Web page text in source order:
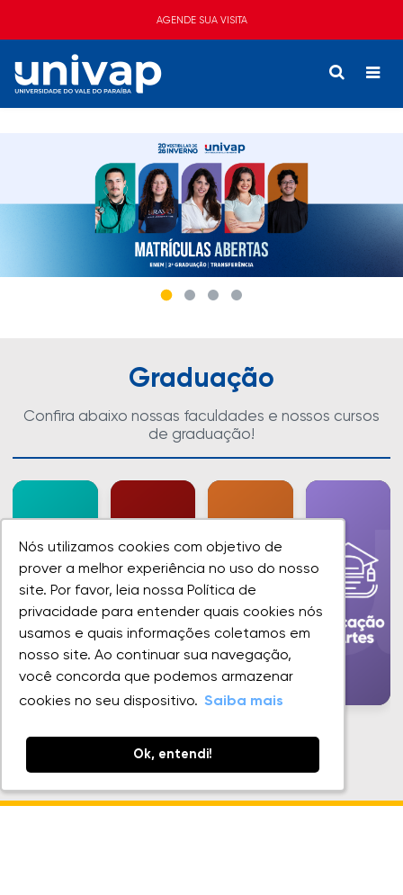
Nós utilizamos cookies com objetivo de
prover a melhor experiência no uso do nosso
site. Por favor, leia nossa Política de
privacidade para entender quais cookies nós
usamos e quais informações coletamos em
nosso site. Ao continuar sua navegação,
você concorda que podemos armazenar
cookies no seu dispositivo. Saiba mais
Ok, entendi!
Nós utilizamos cookies com objetivo de
prover a melhor experiência no uso do nosso
site. Por favor, leia nossa Política de
privacidade para entender quais cookies nós
usamos e quais informações coletamos em
nosso site. Ao continuar sua navegação,
você concorda que podemos armazenar
cookies no seu dispositivo. Saiba mais
Ok, entendi!
AGENDE SUA VISITA
Graduação
Confira abaixo nossas faculdades e nossos cursos
de graduação!